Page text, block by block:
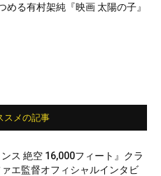
める有村架純『映画 太陽の子』
スメの記事
ンス 絶空 16,000フィート』クラ
エ監督オフィシャルインタビ